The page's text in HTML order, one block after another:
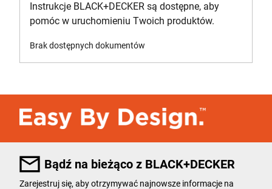
Instrukcje BLACK+DECKER są dostępne, aby
pomóc w uruchomieniu Twoich produktów.
Brak dostępnych dokumentów
Bądź na bieżąco z BLACK+DECKER
Zarejestruj się, aby otrzymywać najnowsze informacje na